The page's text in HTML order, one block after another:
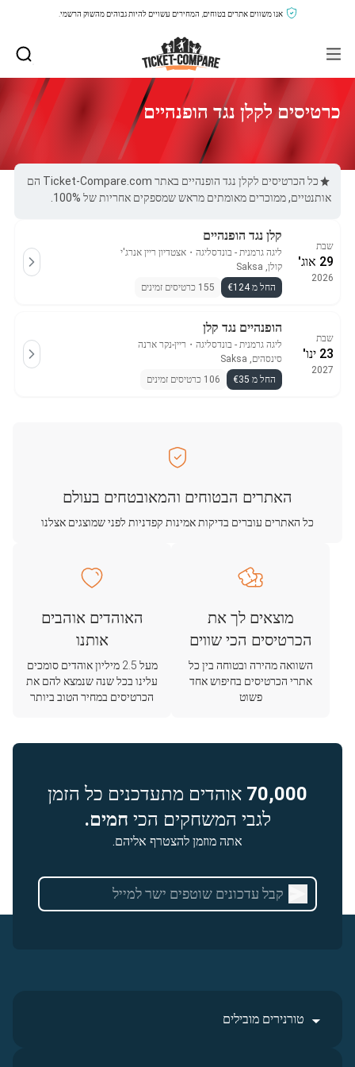
אנו משווים אתרים בטוחים, המחירים עשויים להיות גבוהים מהשוק הרשמי.
כרטיסים לקלן נגד הופנהיים
כל הכרטיסים לקלן נגד הופנהיים באתר Ticket-Compare.com הם
אותנטיים, ממוכרים מאומתים מראש שמספקים אחריות של 100%.
שבת
29 אוג'
2026
קלן נגד הופנהיים
ליגה גרמנית - בונדסליגה ・ אצטדיון ריין אנרג'י
קולן, Saksa
החל מ €124
155 כרטיסים זמינים
שבת
23 ינו'
2027
הופנהיים נגד קלן
ליגה גרמנית - בונדסליגה ・ ריין-נקר ארנה
סינסהים, Saksa
החל מ €35
106 כרטיסים זמינים
האתרים הבטוחים והמאובטחים בעולם
כל האתרים עוברים בדיקות אמינות קפדניות לפני שמוצגים אצלנו
מוצאים לך את
הכרטיסים הכי שווים
השוואה מהירה ובטוחה בין כל
אתרי הכרטיסים בחיפוש אחד
פשוט
האוהדים אוהבים
אותנו
מעל 2.5 מיליון אוהדים סומכים
עלינו בכל שנה שנמצא להם את
הכרטיסים במחיר הטוב ביותר
70,000 אוהדים מתעדכנים כל הזמן
לגבי המשחקים הכי חמים.
אתה מוזמן להצטרף אליהם.
טורנירים מובילים